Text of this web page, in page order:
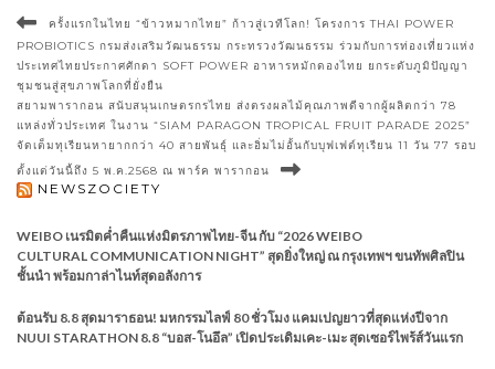
ครั้งแรกในไทย “ข้าวหมากไทย” ก้าวสู่เวทีโลก! โครงการ THAI POWER
PROBIOTICS กรมส่งเสริมวัฒนธรรม กระทรวงวัฒนธรรม ร่วมกับการท่องเที่ยวแห่ง
ประเทศไทยประกาศศักดา SOFT POWER อาหารหมักดองไทย ยกระดับภูมิปัญญา
ชุมชนสู่สุขภาพโลกที่ยั่งยืน
สยามพารากอน สนับสนุนเกษตรกรไทย ส่งตรงผลไม้คุณภาพดีจากผู้ผลิตกว่า 78
แหล่งทั่วประเทศ ในงาน “SIAM PARAGON TROPICAL FRUIT PARADE 2025”
จัดเต็มทุเรียนหายากกว่า 40 สายพันธุ์ และอิ่มไม่อั้นกับบุฟเฟต์ทุเรียน 11 วัน 77 รอบ
ตั้งแต่วันนี้ถึง 5 พ.ค.2568 ณ พาร์ค พารากอน
NEWSZOCIETY
WEIBO เนรมิตค่ำคืนแห่งมิตรภาพไทย-จีน กับ “2026 WEIBO
CULTURAL COMMUNICATION NIGHT” สุดยิ่งใหญ่ ณ กรุงเทพฯ ขนทัพศิลปิน
ชั้นนำ พร้อมกาล่าไนท์สุดอลังการ
ต้อนรับ 8.8 สุดมาราธอน! มหกรรมไลฟ์ 80 ชั่วโมง แคมเปญยาวที่สุดแห่งปีจาก
NUUI STARATHON 8.8 “บอส-โนอึล” เปิดประเดิมเคะ-เมะ สุดเซอร์ไพร้ส์วันแรก